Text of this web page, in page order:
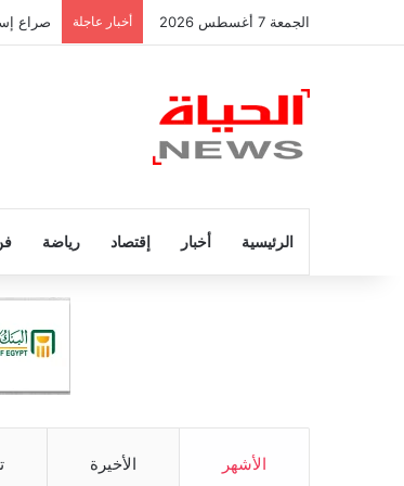
الجمعة 7 أغسطس 2026 أخبار عاجلة صراع
الرئيسية أخبار إقتصاد رياضة
الأشهر الأخيرة